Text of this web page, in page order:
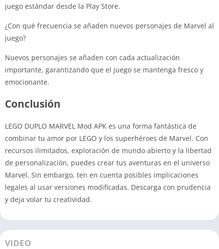
juego estándar desde la Play Store.
¿Con qué frecuencia se añaden nuevos personajes de Marvel al
juego?
Nuevos personajes se añaden con cada actualización
importante, garantizando que el juego se mantenga fresco y
emocionante.
Conclusión
LEGO DUPLO MARVEL Mod APK es una forma fantástica de
combinar tu amor por LEGO y los superhéroes de Marvel. Con
recursos ilimitados, exploración de mundo abierto y la libertad
de personalización, puedes crear tus aventuras en el universo
Marvel. Sin embargo, ten en cuenta posibles implicaciones
legales al usar versiones modificadas. Descarga con prudencia
y deja volar tu creatividad.
VIDEO